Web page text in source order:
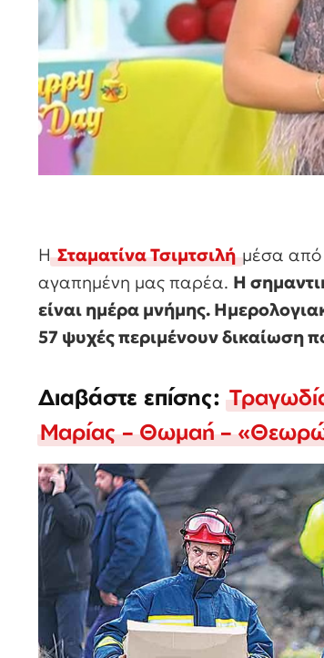
ΗΣταματίνα Τσιμτσιλή μέσα από
αγαπημένη μας παρέα. Η
είναι ημέρα μνήμης.
57 ψυχές περιμένουν δικαίωση
Διαβάστε επίσης:
Μαρίας – Θωμαή –